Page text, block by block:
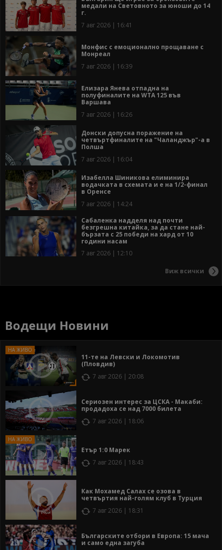
медали на Световното за юноши до 14
г.
7 авг 2026 | 16:41
Монфис с емоционално прощаване с
Монреал
7 авг 2026 | 16:39
Елизара Янева отпадна на
полуфиналите на WTA 125 във
Варшава
7 авг 2026 | 16:26
Донски допусна поражение на
четвъртфиналите на "Чаланджър"-а в
Полша
7 авг 2026 | 16:04
Изабелла Шиникова елиминира
водачката в схемата и е на 1/2-финал
в Оренсе
7 авг 2026 | 14:24
Сабаленка надделя над почти
безгрешна китайка, за да стане най-
бързата с 25 победи на хард от 10
години насам
7 авг 2026 | 12:10
Виж всички
Водещи Новини
11-те на Левски и Локомотив
(Пловдив)
7 авг 2026 | 20:08
Сериозен интерес за ЦСКА - Макаби:
продадоха се над 7000 билета
7 авг 2026 | 18:06
Етър 1:0 Марек
7 авг 2026 | 18:43
Как Мохамед Салах се озова в
четвъртия най-голям клуб в Турция
7 авг 2026 | 18:31
Българските отбори в Европа: 15 мача
и само една загуба